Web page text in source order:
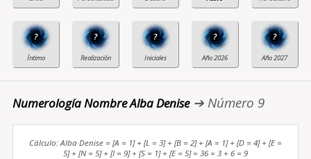
? ? ? ? ?
Numerología Nombre Alba Denise➔ Número 9
Cálculo: Alba Denise = [A = 1] + [L = 3] + [B = 2] + [A = 1] + [D = 4] + [E =
5] + [N = 5] + [I = 9] + [S = 1] + [E = 5] = 36 = 3 + 6 = 9